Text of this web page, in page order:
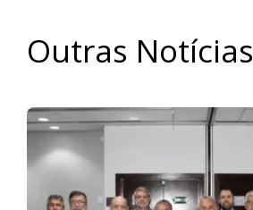
Outras Notícias